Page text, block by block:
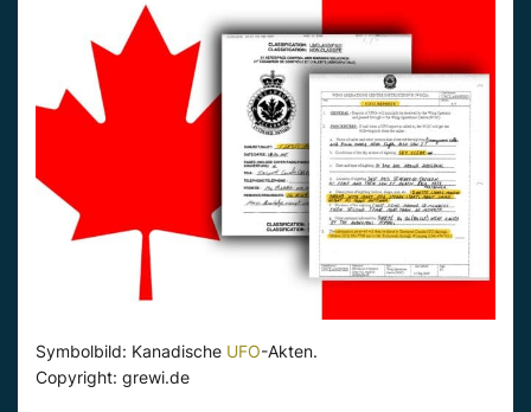
Symbolbild: Kanadische UFO-Akten.
Copyright: grewi.de